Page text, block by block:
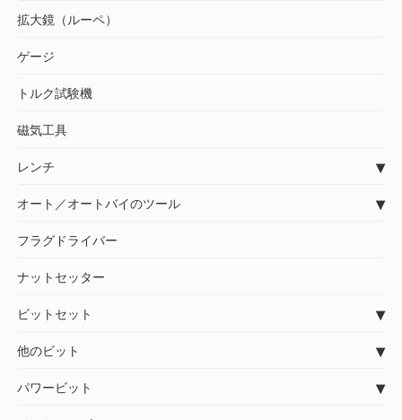
拡大鏡（ルーペ）
ゲージ
トルク試験機
磁気工具
レンチ
オート／オートバイのツール
フラグドライバー
ナットセッター
ビットセット
他のビット
パワービット